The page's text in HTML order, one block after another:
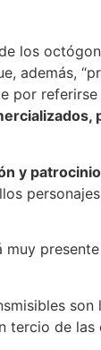
los
además,
por
y
son
tercio de las